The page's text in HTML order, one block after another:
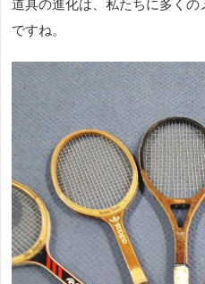
道具の進化は、私たちに多く
ですね。